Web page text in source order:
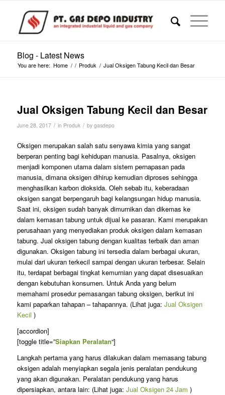
Blog - Latest News
You are here: Home / / Produk / Jual Oksigen Tabung Kecil dan Besar
Jual Oksigen Tabung Kecil dan Besar
June 28, 2017 / in Produk / by gasdepo
Oksigen merupakan salah satu senyawa kimia yang sangat
berperan penting bagi kehidupan manusia. Pasalnya, oksigen
menjadi komponen utama dalam sistem pernapasan pada
manusia, dimana oksigen dihirup kemudian diproses sehingga
menghasilkan karbon dioksida. Oleh sebab itu, keberadaan
oksigen sangat berpengaruh bagi kelangsungan hidup manusia.
Saat ini, oksigen sudah banyak dimurnikan dan dikemas ke
dalam kemasan tabung untuk dijual ke pasaran. Kami merupakan
perusahaan yang menyediakan produk oksigen dalam kemasan
tabung. Jual oksigen tabung dengan kualitas terbaik dan aman
digunakan. Oksigen tabung ini tersedia dalam berbagai ukuran,
mulai dari ukuran terkecil sampai dengan ukuran terbesar. Selain
itu, terdapat berbagai tingkat kemurnian yang dapat disesuaikan
dengan kebutuhan konsumen. Untuk Anda yang belum
memahami prosedur pemasangan tabung oksigen, berikut ini
kami paparkan tahapan – tahapannya. (Lihat juga: Jual Oksigen
Kecil )
[accordion]
[toggle title=”Siapkan Peralatan“]
Langkah pertama yang harus dilakukan dalam memasang tabung
oksigen adalah menyiapkan segala jenis peralatan pendukung
yang akan digunakan. Peralatan pendukung yang harus
dipersiapkan, antara lain: (Lihat juga: Jual Oksigen 24 Jam )